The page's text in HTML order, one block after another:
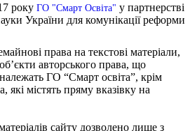
року ГО "Смарт Освіта" у партнерстві
України для комунікації реформи
права на текстові матеріали,
авторського права, що
ГО “Смарт освіта”, крім
які містять пряму вказівку на
сайту дозволено лише з